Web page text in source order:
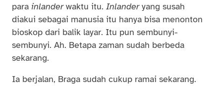
para inlanderwaktu itu. Inlanderyang susah
diakui sebagai manusia itu hanya bisa menonton
bioskop dari balik layar. Itu pun sembunyi-
sembunyi. Ah. Betapa zaman sudah berbeda
sekarang.
Ia berjalan, Braga sudah cukup ramai sekarang.